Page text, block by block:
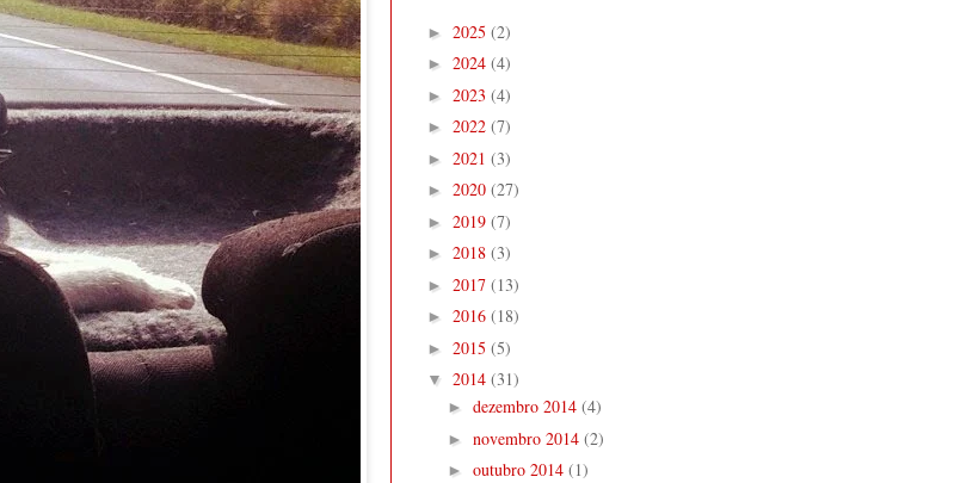
► 2025 (2)
► 2024 (4)
► 2023 (4)
► 2022 (7)
► 2021 (3)
► 2020 (27)
► 2019 (7)
► 2018 (3)
► 2017 (13)
► 2016 (18)
► 2015 (5)
▼ 2014 (31)
► dezembro 2014 (4)
► novembro 2014 (2)
► outubro 2014 (1)